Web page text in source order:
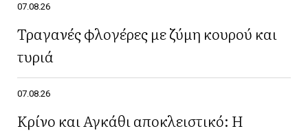
07.08.26
Τραγανές φλογέρες με ζύμη κουρού και
τυριά
07.08.26
Κρίνο και Αγκάθι αποκλειστικό: Η